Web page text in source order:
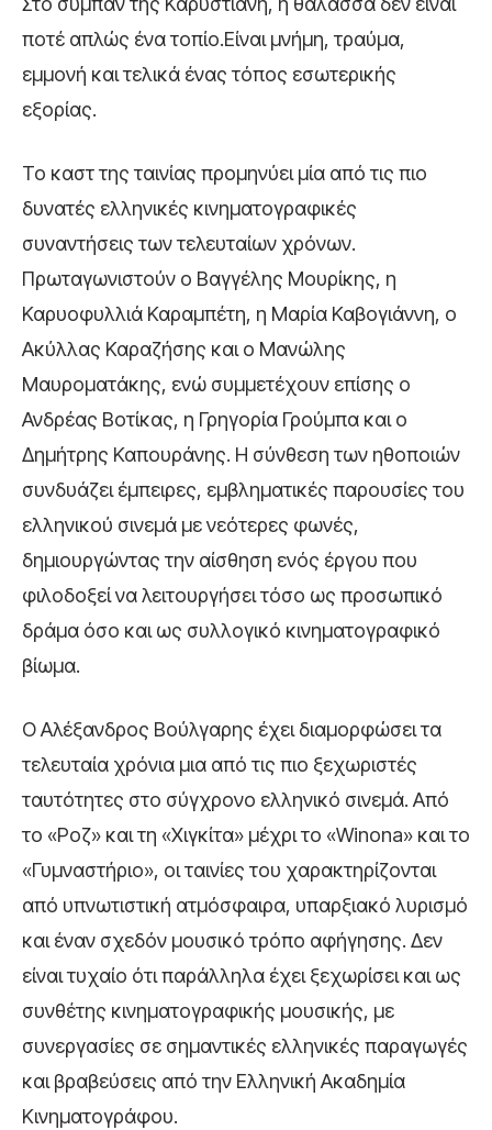
ποτέ απλώς ένα τοπίο.Είναι μνήμη, τραύμα,
εμμονή και τελικά ένας τόπος εσωτερικής
εξορίας.
Το καστ της ταινίας προμηνύει μία από τις πιο
δυνατές ελληνικές κινηματογραφικές
συναντήσεις των τελευταίων χρόνων.
Πρωταγωνιστούν ο Βαγγέλης Μουρίκης, η
Καρυοφυλλιά Καραμπέτη, η Μαρία Καβογιάννη, ο
Ακύλλας Καραζήσης και ο Μανώλης
Μαυροματάκης, ενώ συμμετέχουν επίσης ο
Ανδρέας Βοτίκας, η Γρηγορία Γρούμπα και ο
Δημήτρης Καπουράνης. Η σύνθεση των ηθοποιών
συνδυάζει έμπειρες, εμβληματικές παρουσίες του
ελληνικού σινεμά με νεότερες φωνές,
δημιουργώντας την αίσθηση ενός έργου που
φιλοδοξεί να λειτουργήσει τόσο ως προσωπικό
δράμα όσο και ως συλλογικό κινηματογραφικό
βίωμα.
Ο Αλέξανδρος Βούλγαρης έχει διαμορφώσει τα
τελευταία χρόνια μια από τις πιο ξεχωριστές
ταυτότητες στο σύγχρονο ελληνικό σινεμά. Από
το «Ροζ» και τη «Χιγκίτα» μέχρι το «Winona» και το
«Γυμναστήριο», οι ταινίες του χαρακτηρίζονται
από υπνωτιστική ατμόσφαιρα, υπαρξιακό λυρισμό
και έναν σχεδόν μουσικό τρόπο αφήγησης. Δεν
είναι τυχαίο ότι παράλληλα έχει ξεχωρίσει και ως
συνθέτης κινηματογραφικής μουσικής, με
συνεργασίες σε σημαντικές ελληνικές παραγωγές
και βραβεύσεις από την Ελληνική Ακαδημία
Κινηματογράφου.